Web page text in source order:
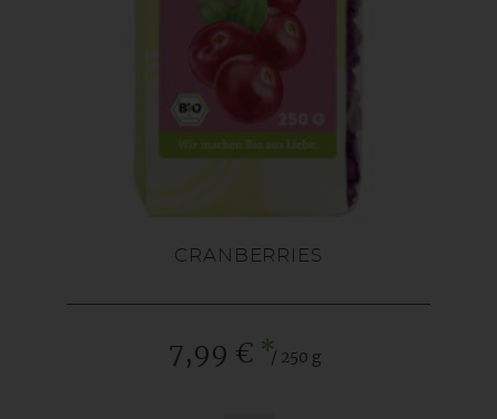
CRANBERRIES
7,99 € */ 250 g